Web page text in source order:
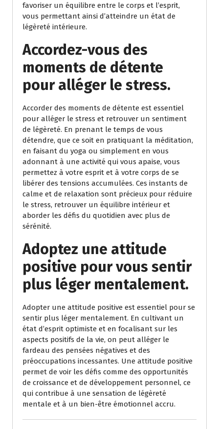
favoriser un équilibre entre le corps et l’esprit,
vous permettant ainsi d’atteindre un état de
légèreté intérieure.
Accordez-vous des
moments de détente
pour alléger le stress.
Accorder des moments de détente est essentiel
pour alléger le stress et retrouver un sentiment
de légèreté. En prenant le temps de vous
détendre, que ce soit en pratiquant la méditation,
en faisant du yoga ou simplement en vous
adonnant à une activité qui vous apaise, vous
permettez à votre esprit et à votre corps de se
libérer des tensions accumulées. Ces instants de
calme et de relaxation sont précieux pour réduire
le stress, retrouver un équilibre intérieur et
aborder les défis du quotidien avec plus de
sérénité.
Adoptez une attitude
positive pour vous sentir
plus léger mentalement.
Adopter une attitude positive est essentiel pour se
sentir plus léger mentalement. En cultivant un
état d’esprit optimiste et en focalisant sur les
aspects positifs de la vie, on peut alléger le
fardeau des pensées négatives et des
préoccupations incessantes. Une attitude positive
permet de voir les défis comme des opportunités
de croissance et de développement personnel, ce
qui contribue à une sensation de légèreté
mentale et à un bien-être émotionnel accru.